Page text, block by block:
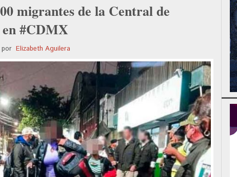
migrantes de la Central de
#CDMX
Elizabeth Aguilera